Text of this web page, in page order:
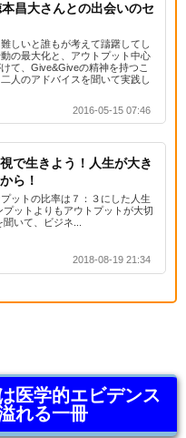
昌大さんとの出会いのセ
しいと誰もが考えて躊躇してし
の最大化と、アウトプット中心
て、Give&Giveの精神を持つこ
人のアドバイスを聞いて実践し
2016-05-15 07:46
で生きよう！人生が大き
ら！
ットの比率は７：３にした人生
プットよりもアウトプットが大切
いて、ビジネ...
2018-08-19 21:34
医学的エビデンス
れる一冊